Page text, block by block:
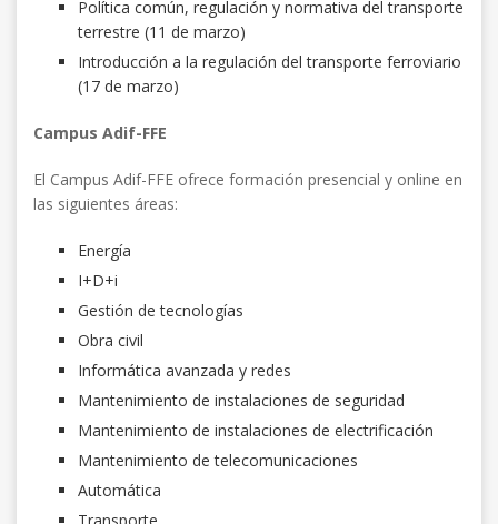
Política común, regulación y normativa del transporte
terrestre (11 de marzo)
Introducción a la regulación del transporte ferroviario
(17 de marzo)
Campus Adif-FFE
El Campus Adif-FFE ofrece formación presencial y online en
las siguientes áreas:
Energía
I+D+i
Gestión de tecnologías
Obra civil
Informática avanzada y redes
Mantenimiento de instalaciones de seguridad
Mantenimiento de instalaciones de electrificación
Mantenimiento de telecomunicaciones
Automática